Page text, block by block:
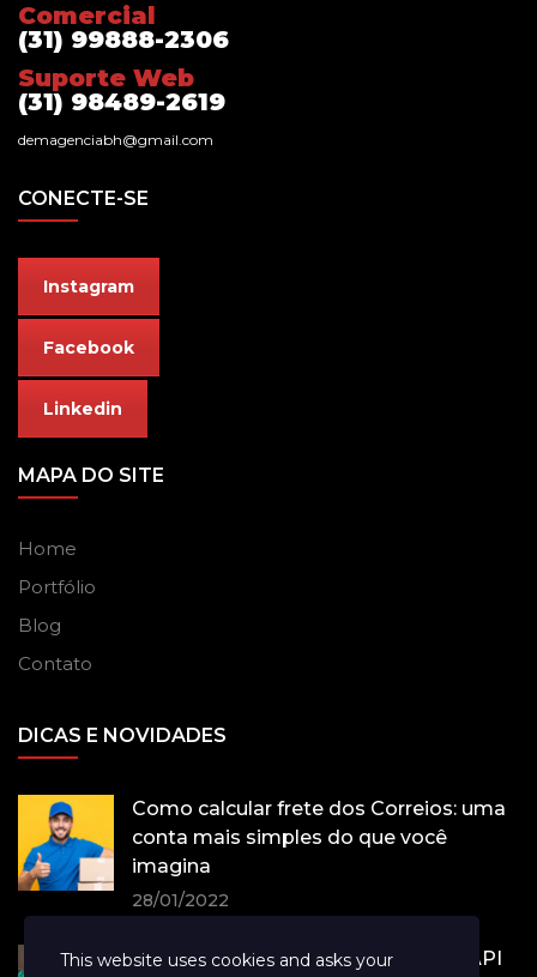
Comercial
(31) 99888-2306
Suporte Web
(31) 98489-2619
demagenciabh@gmail.com
CONECTE-SE
Instagram
Facebook
Linkedin
MAPA DO SITE
Home
Portfólio
Blog
Contato
DICAS E NOVIDADES
Como calcular frete dos Correios: uma
conta mais simples do que você
imagina
28/01/2022
Tray lança integração inédita com API
This website uses cookies and asks your